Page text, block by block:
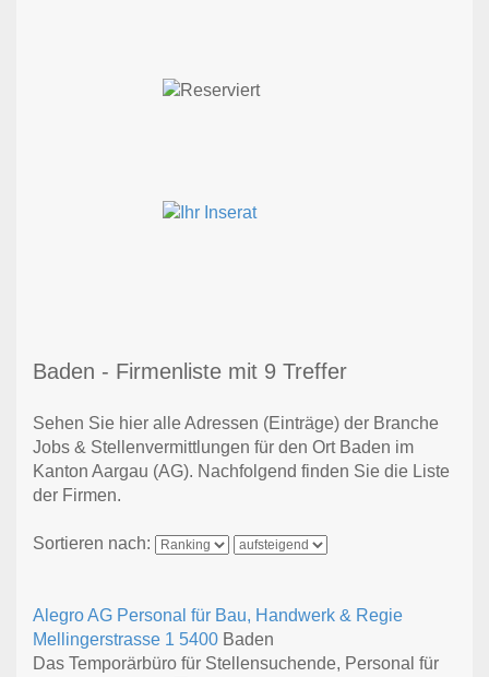
Baden - Firmenliste mit 9 Treffer
Sehen Sie hier alle Adressen (Einträge) der Branche
Jobs & Stellenvermittlungen für den Ort Baden im
Kanton Aargau (AG). Nachfolgend finden Sie die Liste
der Firmen.
Sortieren nach:
Alegro AG Personal für Bau, Handwerk & Regie
Mellingerstrasse 1 5400 Baden
Das Temporärbüro für Stellensuchende, Personal für